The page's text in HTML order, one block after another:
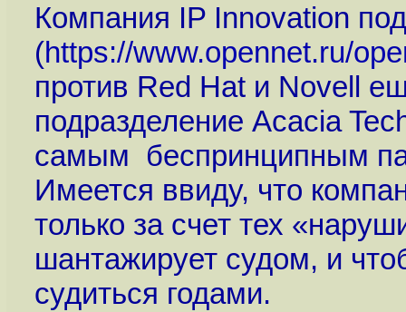
Компания IP Innovation
(https://www.opennet.ru/
против Red Hat и Novell
подразделение Acacia
самым беспринципным
Имеется ввиду, что
только за счет тех
шантажирует судом, и
судиться годами.